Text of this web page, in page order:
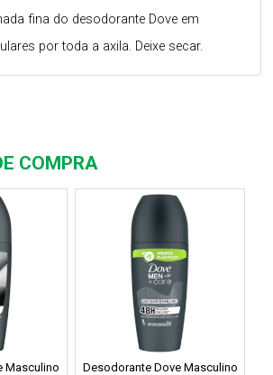
fina do desodorante Dove em
por toda a axila. Deixe secar.
COMPRA
Masculino
Desodorante Dove Masculino